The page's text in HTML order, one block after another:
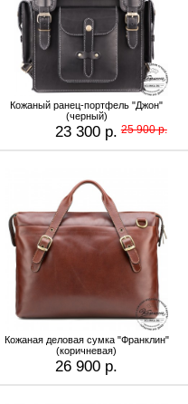
Кожаный ранец-портфель "Джон"
(черный)
23 300 р. 25 900 р.
Кожаная деловая сумка "Франклин"
(коричневая)
26 900 р.